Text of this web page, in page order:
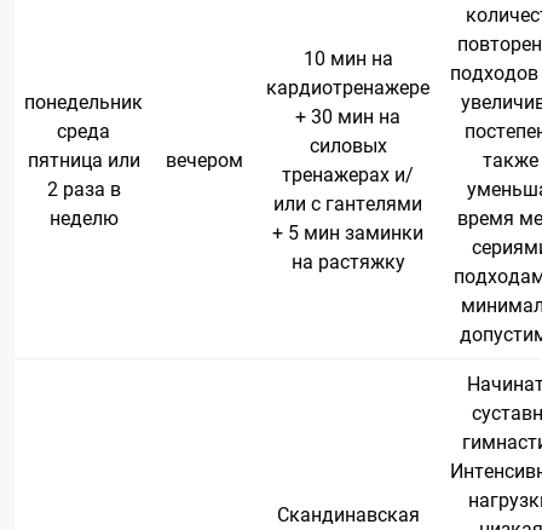
понедельник
среда
пятница или
2 раза в
неделю
вечером
10 мин на
кардиотренажере
+ 30 мин на
силовых
тренажерах и/
или с гантелями
+ 5 мин заминки
на растяжку
также
время
Скандинавская